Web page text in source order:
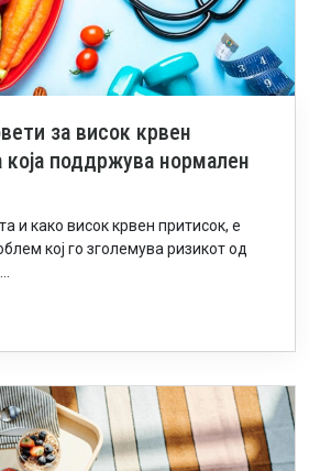
за висок крвен
која поддржува нормален
и како висок крвен притисок, е
кој го зголемува ризикот од